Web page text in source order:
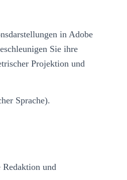
in Adobe
Sie ihre
Projektion und
Sprache).
und